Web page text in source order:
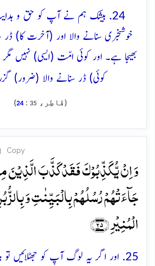
24. بیشک ہم نے آپ کو حق و
خوشخبری سنانے والا اور (آخرت کا) ڈر
بھیجا ہے۔ اور کوئی امّت (ایسی) نہیں
کوئی) ڈر سنانے والا (ضرور)
(فَاطِر، 35
:
24
)
Copy
وَ اِنۡ یُّکَذِّبُوۡکَ فَقَدۡ کَذَّبَ
جَآءَتۡہُمۡ رُسُلُہُمۡ بِالۡبَیِّنٰتِ وَ
الۡمُنِیۡرِ ﴿۲۵﴾
25. اور اگر یہ لوگ آپ کو جھٹلائیں